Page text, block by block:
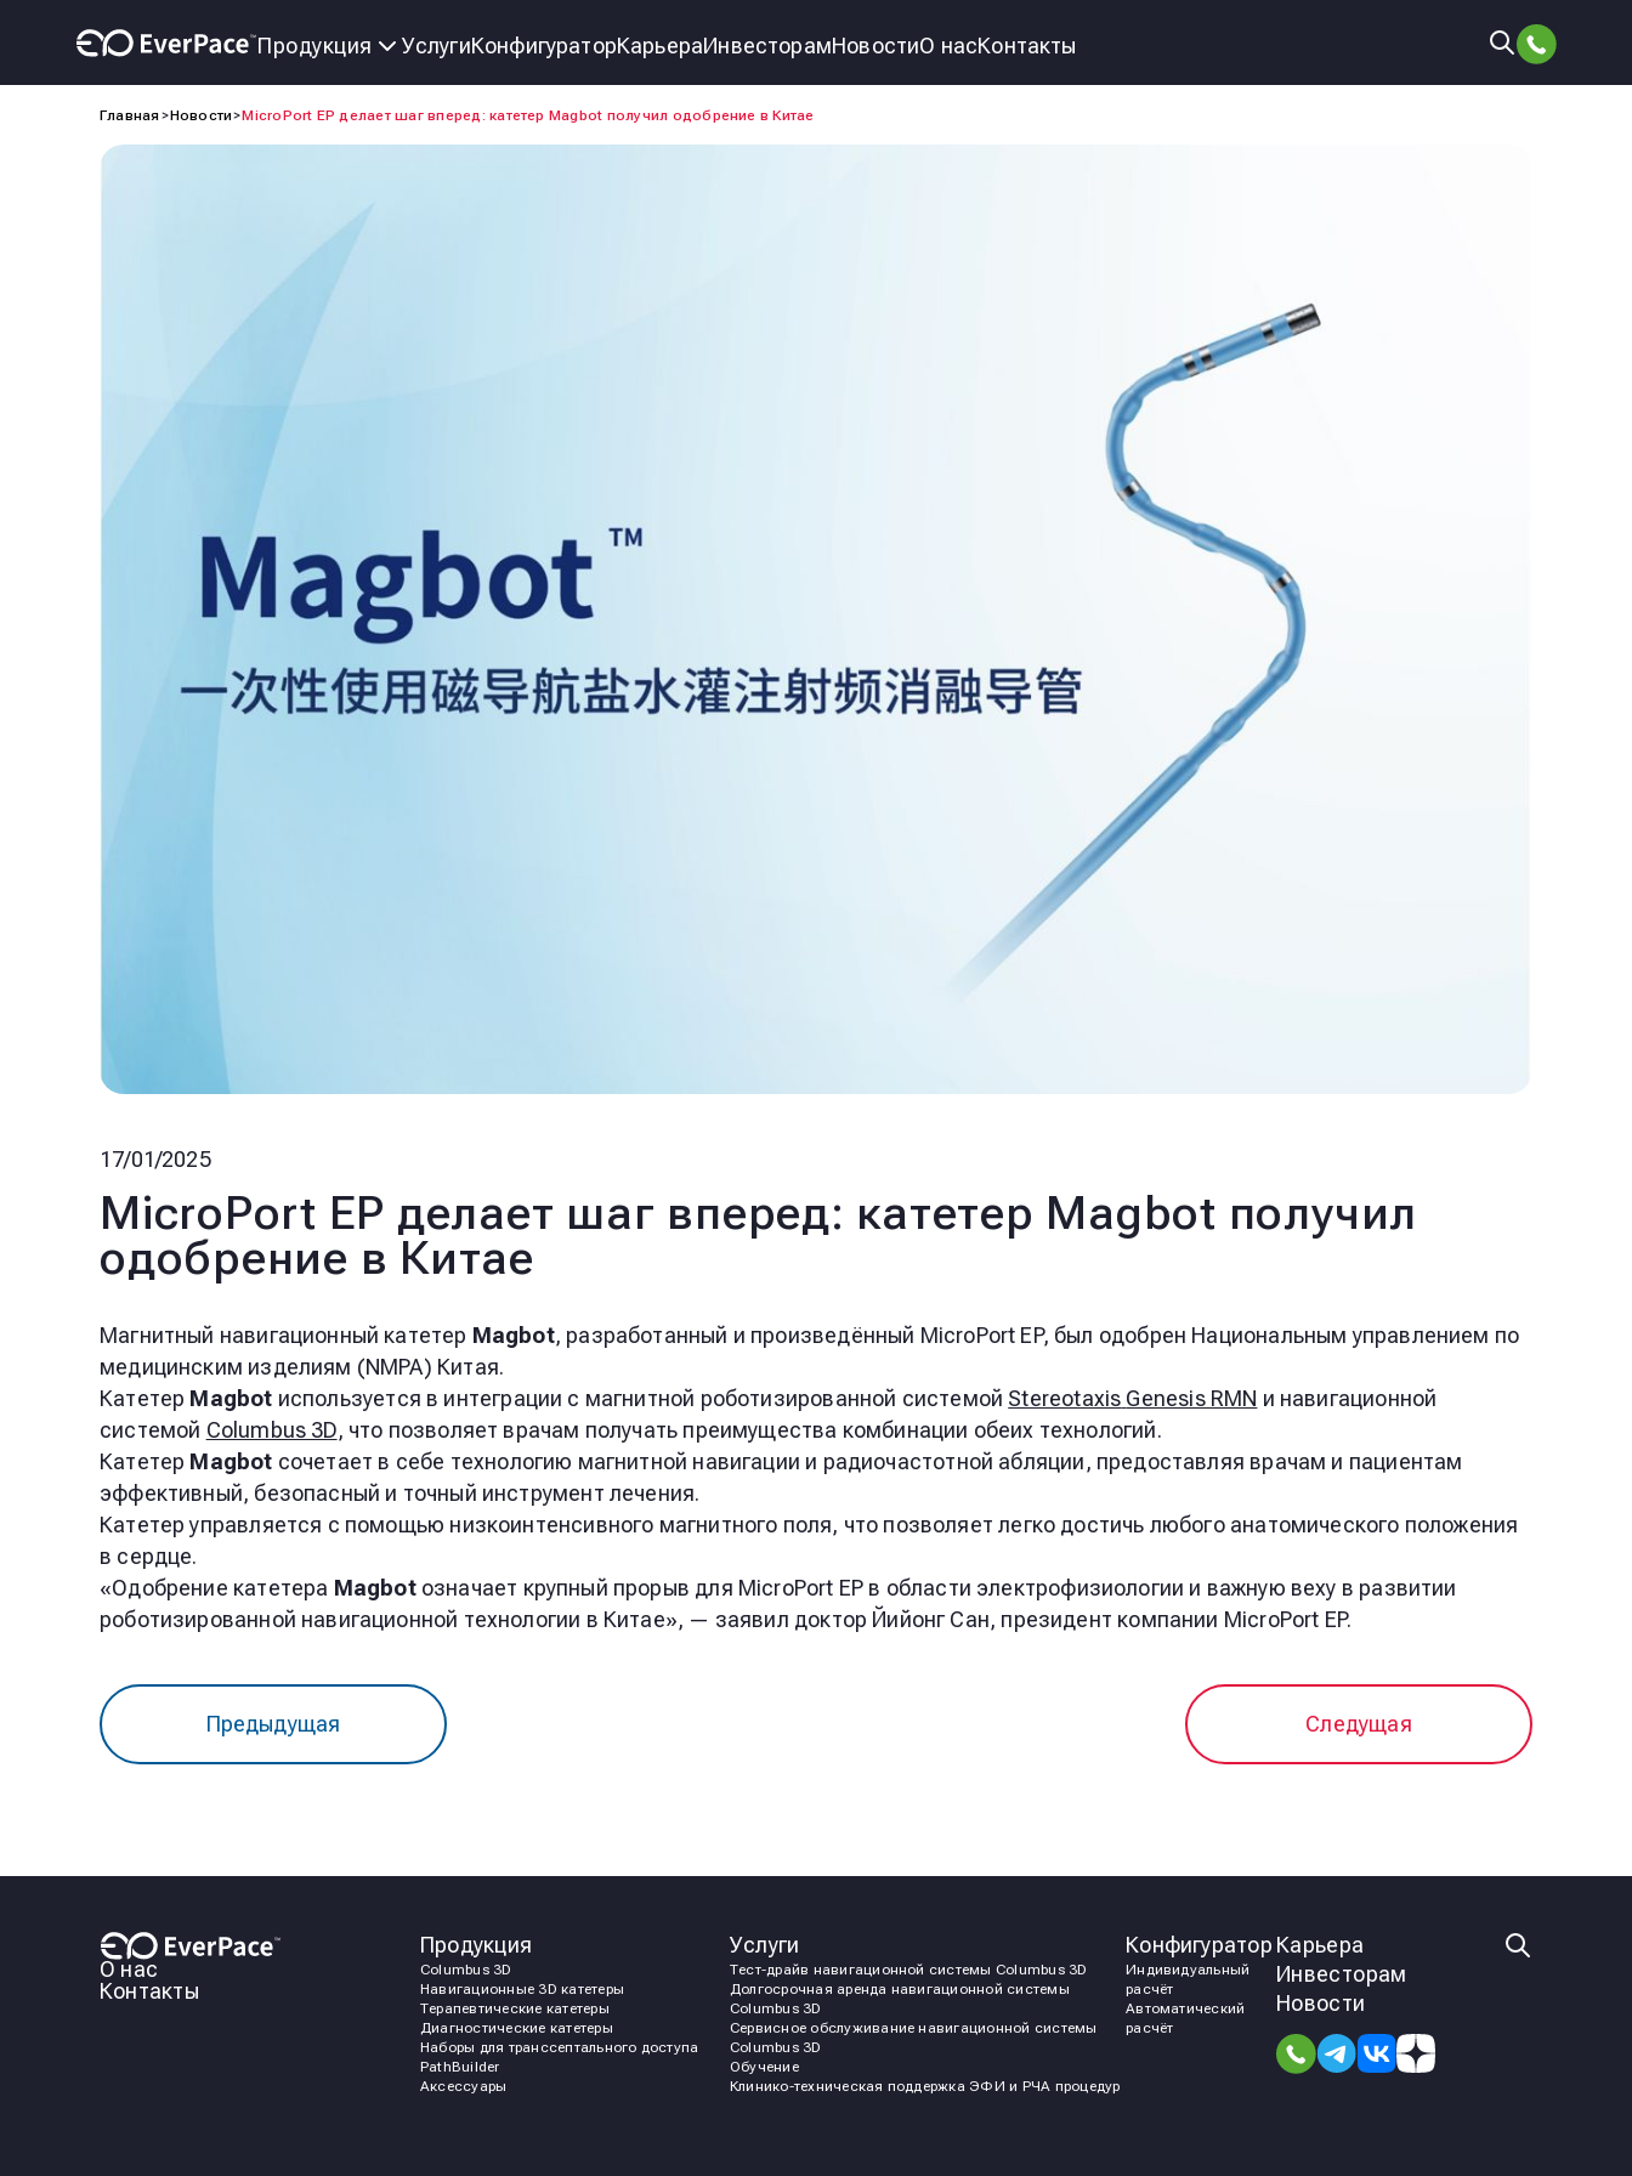
Продукция УслугиКонфигураторКарьераИнвесторамНовостиО насКонтакты
Главная Новости MicroPort EP делает шаг вперед: катетер Magbot получил одобрение в Китае
17/01/2025
MicroPort EP делает шаг вперед: катетер Magbot получил
одобрение в Китае
Магнитный навигационный катетер Magbot, разработанный и произведённый MicroPort EP, был одобрен Национальным управлением по
медицинским изделиям (NMPA) Китая.
Катетер Magbot используется в интеграции с магнитной роботизированной системой Stereotaxis Genesis RMN и навигационной
системой Columbus 3D, что позволяет врачам получать преимущества комбинации обеих технологий.
Катетер Magbot сочетает в себе технологию магнитной навигации и радиочастотной абляции, предоставляя врачам и пациентам
эффективный, безопасный и точный инструмент лечения.
Катетер управляется с помощью низкоинтенсивного магнитного поля, что позволяет легко достичь любого анатомического положения
в сердце.
«Одобрение катетера Magbotозначает крупный прорыв для MicroPort EP в области электрофизиологии и важную веху в развитии
роботизированной навигационной технологии в Китае», — заявил доктор Йийонг Сан, президент компании MicroPort EP.
Предыдущая Следущая
О нас
Контакты
Продукция
Columbus 3D
Навигационные 3D катетеры
Терапевтические катетеры
Диагностические катетеры
Наборы для транссептального доступа
PathBuilder
Аксессуары
Услуги
Тест-драйв навигационной системы Сolumbus 3D
Долгосрочная аренда навигационной системы
Сolumbus 3D
Сервисное обслуживание навигационной системы
Сolumbus 3D
Обучение
Клинико-техническая поддержка ЭФИ и РЧА процедур
Конфигуратор
Индивидуальный
расчёт
Автоматический
расчёт
Карьера
Инвесторам
Новости